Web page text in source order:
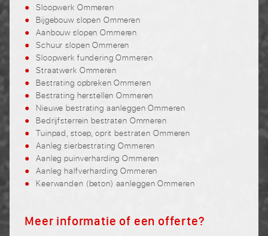
Sloopwerk Ommeren
Bijgebouw slopen Ommeren
Aanbouw slopen Ommeren
Schuur slopen Ommeren
Sloopwerk fundering Ommeren
Straatwerk Ommeren
Bestrating opbreken Ommeren
Bestrating herstellen Ommeren
Nieuwe bestrating aanleggen Ommeren
Bedrijfsterrein bestraten Ommeren
Tuinpad, stoep, oprit bestraten Ommeren
Aanleg sierbestrating Ommeren
Aanleg puinverharding Ommeren
Aanleg halfverharding Ommeren
Keerwanden (beton) aanleggen Ommeren
Meer informatie of een offerte?